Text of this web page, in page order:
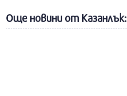
Още новини от Казанлък: